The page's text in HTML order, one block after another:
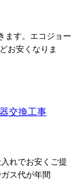
ます。エコジョー
お安くなりま
れでお安くご提
ス代が年間